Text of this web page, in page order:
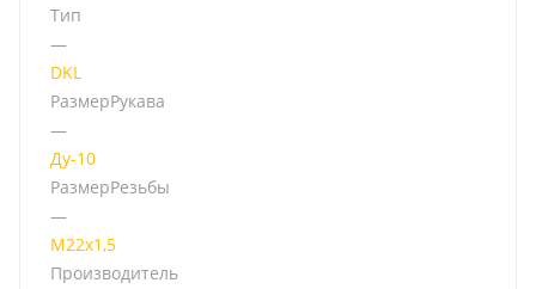
Тип
—
DKL
РазмерРукава
—
Ду-10
РазмерРезьбы
—
М22х1,5
Производитель